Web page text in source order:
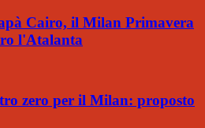
Cairo, il Milan Primavera
l'Atalanta
zero per il Milan: proposto